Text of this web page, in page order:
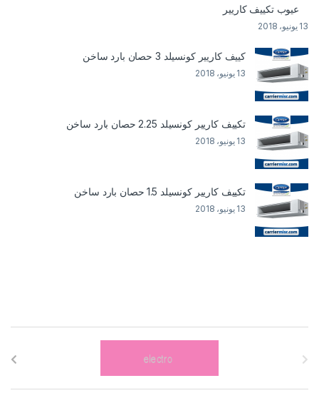
عيوب تكييف كاريير
13 يونيو، 2018
كييف كاريير كونسيلد 3 حصان بارد ساخن
13 يونيو، 2018
تكييف كاريير كونسيلد 2.25 حصان بارد ساخن
13 يونيو، 2018
تكييف كاريير كونسيلد 1.5 حصان بارد ساخن
13 يونيو، 2018